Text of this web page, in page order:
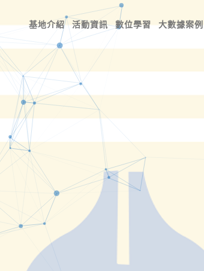
基地介紹 活動資訊 數位學習 大數據案例